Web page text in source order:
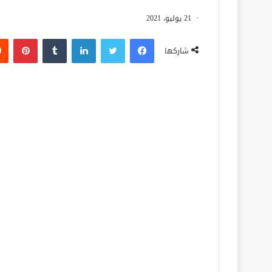
21 يوليو، 2021
شاركها
فيسبوك لينكدإن بينتيريست